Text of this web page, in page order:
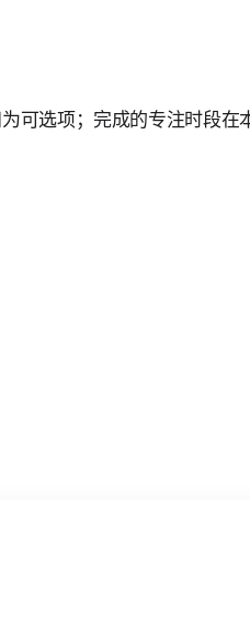
可选项；完成的专注时段在